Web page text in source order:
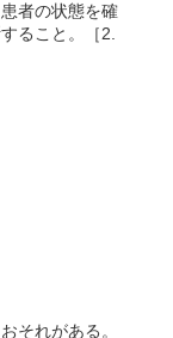
者の状態を確
ること。［2.
それがある。